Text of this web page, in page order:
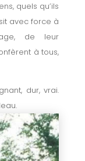
quels qu’ils
avec force à
de leur
à tous,
dur, vrai.